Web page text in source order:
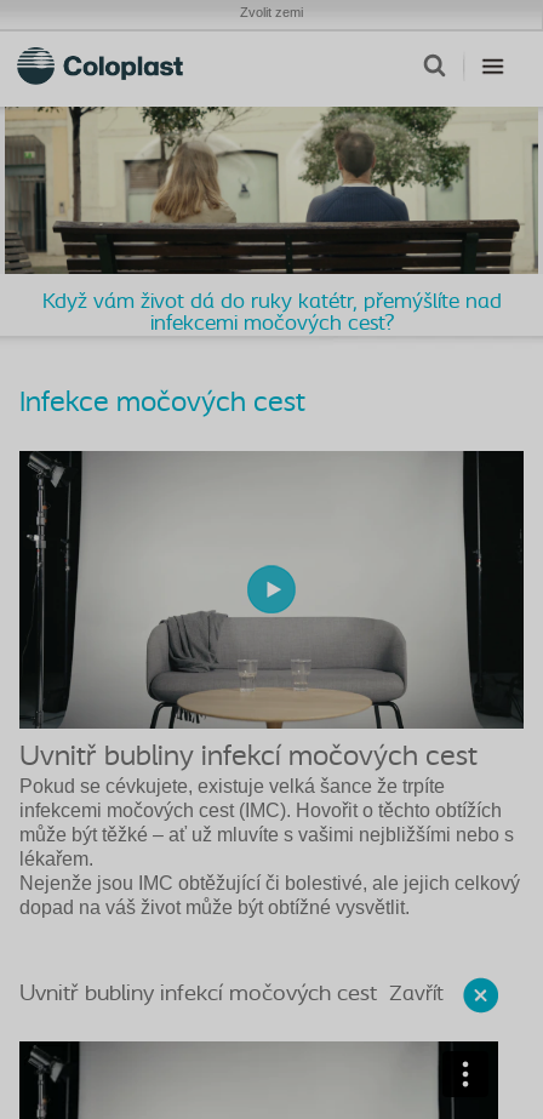
Zvolit zemi
Když vám život dá do ruky katétr, přemýšlíte nad
infekcemi močových cest?
Infekce močových cest
Uvnitř bubliny infekcí močových cest
Pokud se cévkujete, existuje velká šance že trpíte
infekcemi močových cest (IMC). Hovořit o těchto obtížích
může být těžké – ať už mluvíte s vašimi nejbližšími nebo s
lékařem.
Nejenže jsou IMC obtěžující či bolestivé, ale jejich celkový
dopad na váš život může být obtížné vysvětlit.
Zavřít
Uvnitř bubliny infekcí močových cest